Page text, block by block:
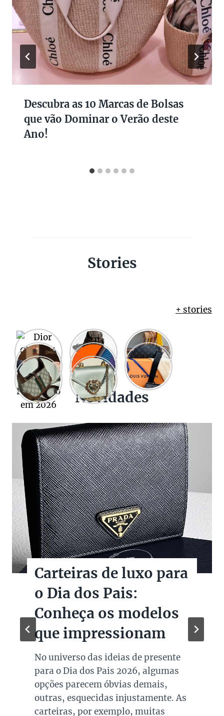
Descubra as 10 Marcas de Bolsas
que vão Dominar o Verão deste
Ano!
Stories
+ stories
Novidades
Christie’s leiloa
Figurinos de O Diabo
veste Prada 2
A Christie’s confirmou a realização
de um leilão dedicado a peças reais
usadas no set de O Diabo Veste Prada
2. Entre 1º e 15 de setembro,
colecionadores e fãs poderão dar
lances em figurinos e acessórios que